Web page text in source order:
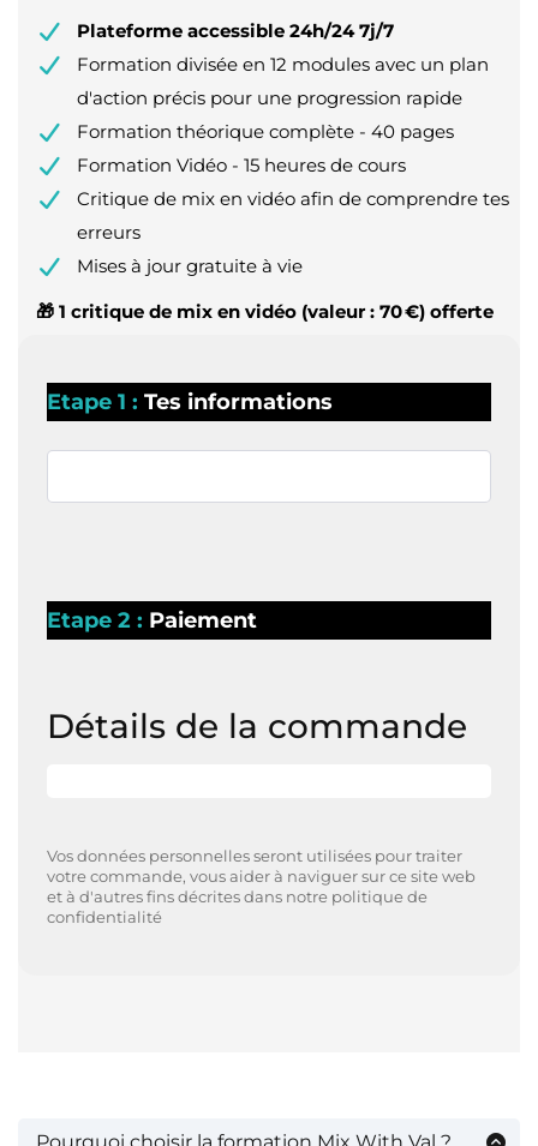
Etape 1 : Tes informations
Etape 2 : Paiement
Détails de la commande
Vos données personnelles seront utilisées pour traiter
votre commande, vous aider à naviguer sur ce site web
et à d'autres fins décrites dans notre politique de
confidentialité
Plateforme accessible 24h/24 7j/7
Formation divisée en 12 modules avec un plan
d'action précis pour une progression rapide
Formation théorique complète - 40 pages
Formation Vidéo - 15 heures de cours
Critique de mix en vidéo afin de comprendre tes
erreurs
Mises à jour gratuite à vie
🎁 1 critique de mix en vidéo (valeur : 70 €) offerte